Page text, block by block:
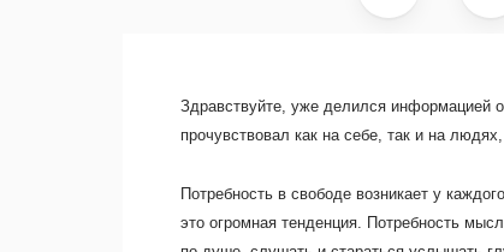
Здравствуйте, уже делился информацией
прочувствовал как на себе, так и на
Потребность в свободе возникает у
это огромная тенденция. Потребность